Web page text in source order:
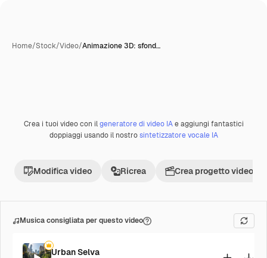
Home/Stock/Video/Animazione 3D: sfond…
Premium
Crea i tuoi video con ilgeneratore di video IAe aggiungi fantastici
doppiaggi usando il nostrosintetizzatore vocale IA
Modifica video Ricrea Crea progetto video
Musica consigliata per questo video
Urban Selva